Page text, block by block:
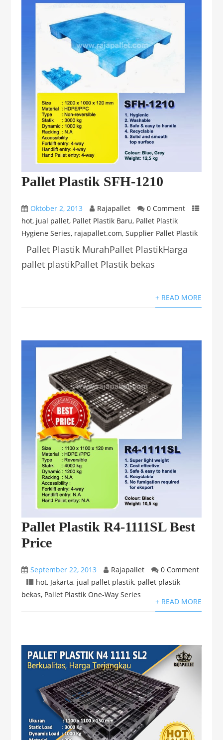
Pallet Plastik SFH-1210
Oktober 2, 2013 Rajapallet
0 Comment
hot, jual pallet, Pallet Plastik Baru, Pallet Plastik
Hygiene Series, rajapallet.com, Supplier Pallet Plastik
Pallet Plastik MurahPallet PlastikHarga
pallet plastikPallet Plastik bekas
+ READ MORE
Pallet Plastik R4-1111SL Best
Price
September 22, 2013 Rajapallet
0 Comment
hot, Jakarta, jual pallet plastik, pallet plastik
bekas, Pallet Plastik One-Way Series
+ READ MORE